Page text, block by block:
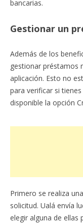
bancarias.
Gestionar un
Además de los
gestionar préstamos
aplicación. Esto no
para verificar si
disponible la opción
Primero se realiza
solicitud. Ualá envía
elegir alguna de ellas